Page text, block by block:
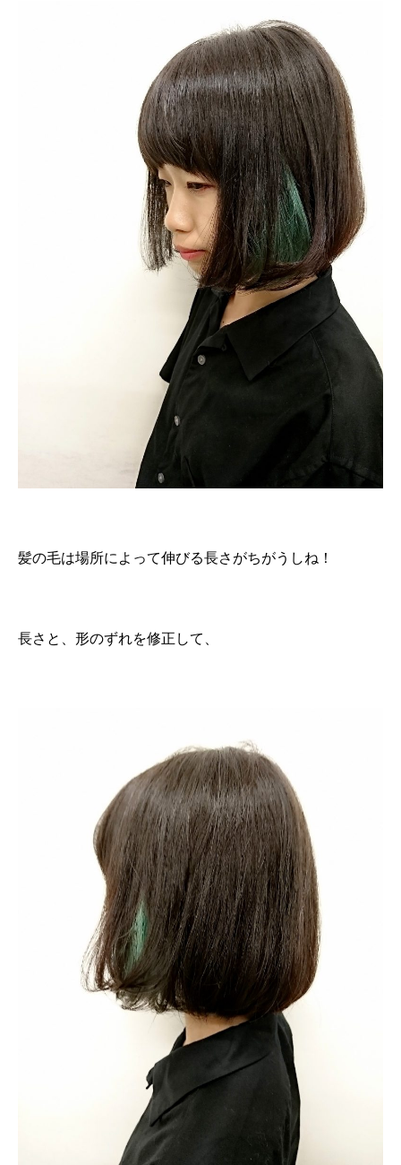
髪の毛は場所によって伸びる長さがちがうしね！
長さと、形のずれを修正して、